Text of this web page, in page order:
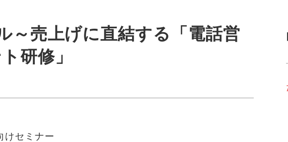
～売上げに直結する「電話営
研修」
セミナー